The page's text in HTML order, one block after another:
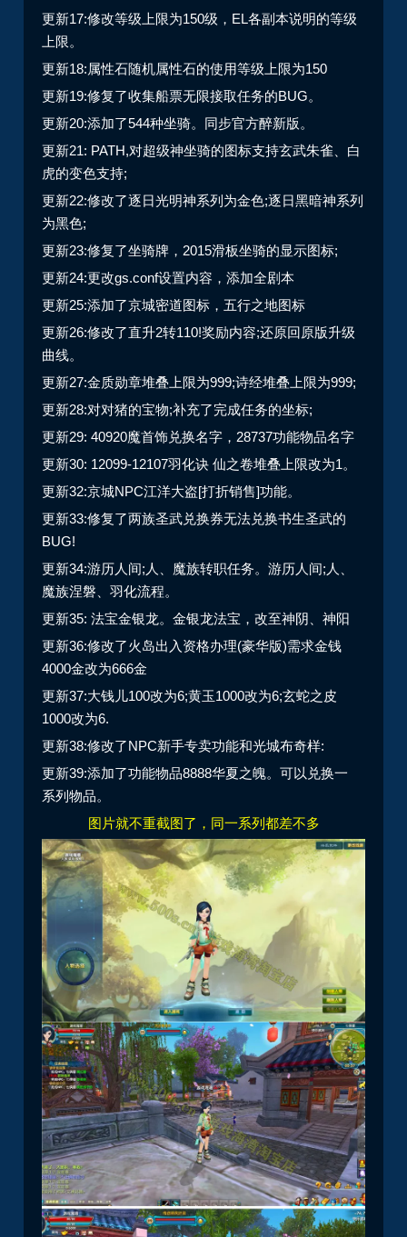
更新17:修改等级上限为150级，EL各副本说明的等级
上限。
更新18:属性石随机属性石的使用等级上限为150
更新19:修复了收集船票无限接取任务的BUG。
更新20:添加了544种坐骑。同步官方醉新版。
更新21: PATH,对超级神坐骑的图标支持玄武朱雀、白
虎的变色支持;
更新22:修改了逐日光明神系列为金色;逐日黑暗神系列
为黑色;
更新23:修复了坐骑牌，2015滑板坐骑的显示图标;
更新24:更改gs.conf设置内容，添加全剧本
更新25:添加了京城密道图标，五行之地图标
更新26:修改了直升2转110!奖励内容;还原回原版升级
曲线。
更新27:金质勋章堆叠上限为999;诗经堆叠上限为999;
更新28:对对猪的宝物;补充了完成任务的坐标;
更新29: 40920魔首饰兑换名字，28737功能物品名字
更新30: 12099-12107羽化诀 仙之卷堆叠上限改为1。
更新32:京城NPC江洋大盗[打折销售]功能。
更新33:修复了两族圣武兑换券无法兑换书生圣武的
BUG!
更新34:游历人间;人、魔族转职任务。游历人间;人、
魔族涅磐、羽化流程。
更新35: 法宝金银龙。金银龙法宝，改至神阴、神阳
更新36:修改了火岛出入资格办理(豪华版)需求金钱
4000金改为666金
更新37:大钱儿100改为6;黄玉1000改为6;玄蛇之皮
1000改为6.
更新38:修改了NPC新手专卖功能和光城布奇样:
更新39:添加了功能物品8888华夏之魄。可以兑换一
系列物品。
图片就不重截图了，同一系列都差不多